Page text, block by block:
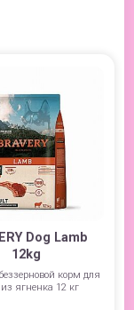
Dog Lamb
12kg
корм для
из ягненка 12 кг